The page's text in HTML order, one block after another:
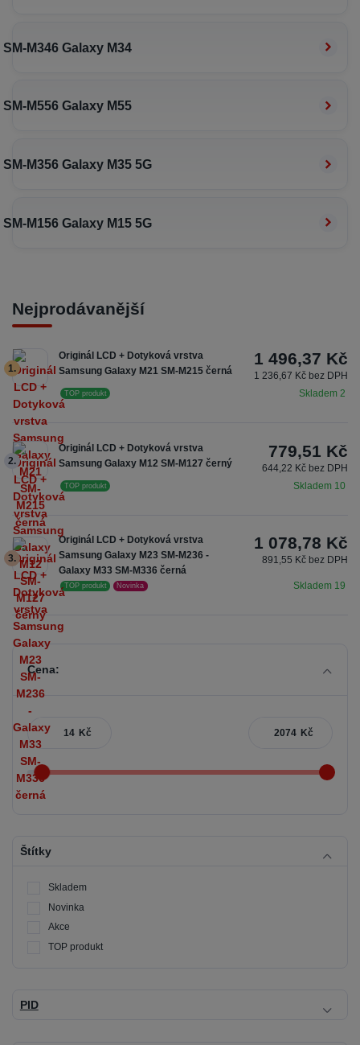
SM-M346 Galaxy M34
SM-M556 Galaxy M55
SM-M356 Galaxy M35 5G
SM-M156 Galaxy M15 5G
Nejprodávanější
1.
Originál LCD + Dotyková vrstva
Samsung Galaxy M21 SM-M215 černá
Skladem 2
TOP produkt
1 496,37 Kč
1 236,67 Kč bez DPH
2.
Originál LCD + Dotyková vrstva
Samsung Galaxy M12 SM-M127 černý
Skladem 10
TOP produkt
779,51 Kč
644,22 Kč bez DPH
3.
Originál LCD + Dotyková vrstva
Samsung Galaxy M23 SM-M236 -
Galaxy M33 SM-M336 černá
Skladem 19
TOP produkt Novinka
1 078,78 Kč
891,55 Kč bez DPH
Cena:
Kč Kč
Štítky
Skladem
Novinka
Akce
TOP produkt
PID